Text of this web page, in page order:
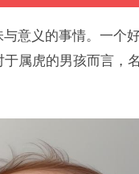
意义的事情。一个
属虎的男孩而言，